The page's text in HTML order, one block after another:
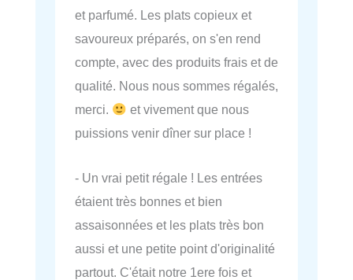
et parfumé. Les plats copieux et
savoureux préparés, on s'en rend
compte, avec des produits frais et de
qualité. Nous nous sommes régalés,
merci.
et vivement que nous
puissions venir dîner sur place !
- Un vrai petit régale ! Les entrées
étaient très bonnes et bien
assaisonnées et les plats très bon
aussi et une petite point d'originalité
partout. C'était notre 1ere fois et